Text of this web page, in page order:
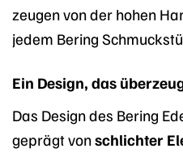
zeugen von der hohen
jedem Bering
Ein Design, das
Das Design des Bering
geprägt vonschlichter